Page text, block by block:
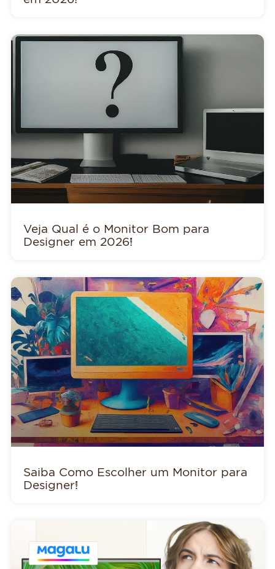
Veja Qual é o Monitor Bom para
Designer em 2026!
Saiba Como Escolher um Monitor para
Designer!